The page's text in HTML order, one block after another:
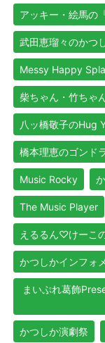
アッキー・絵馬の
武田恵瑠々のかつ
Messy Happy
柴ちゃん・竹ちゃ
八ッ橋敬子のHug
橋本理恵のゴンド
Music Rocky
The Music Player
えるるん♡けーこ
かつしかインフォ
まいぷれ葛飾
かつしか演劇祭